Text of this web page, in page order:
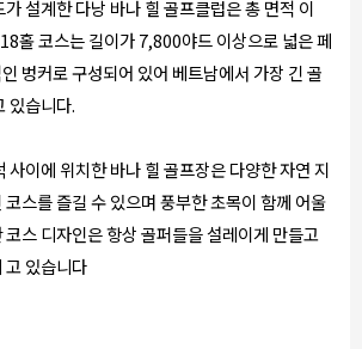
설계한 다낭 바나 힐 골프클럽은 총 면적 이
홀 코스는 길이가 7,800야드 이상으로 넓은 페
벙커로 구성되어 있어 베트남에서 가장 긴 골
있습니다.
사이에 위치한 바나 힐 골프장은 다양한 자연 지
스를 즐길 수 있으며 풍부한 초목이 함께 어울
스 디자인은 항상 골퍼들을 설레이게 만들고
고 있습니다